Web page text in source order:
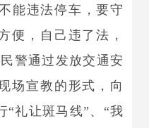
能违法停车，要守
便，自己违了法，
警通过发放交通安
场宣教的形式，向
“礼让斑马线”、“我